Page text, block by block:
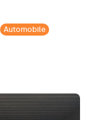
Automobile